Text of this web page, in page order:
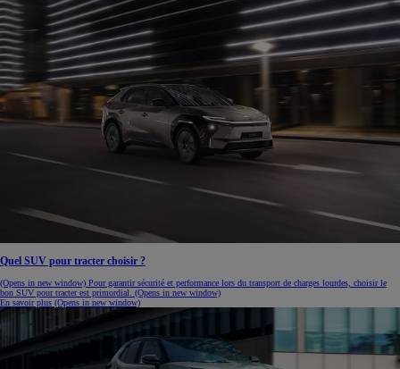
Quel SUV pour tracter choisir ?
(Opens in new window) Pour garantir sécurité et performance lors du transport de charges lourdes, choisir le
bon SUV pour tracter est primordial. (Opens in new window)
En savoir plus (Opens in new window)